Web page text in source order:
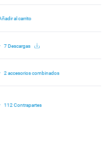
al carrito
7 Descargas
2 accesorios combinados
112 Contrapartes